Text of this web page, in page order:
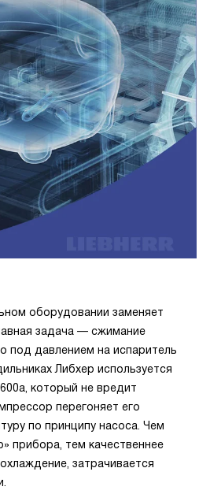
оборудовании заменяет
задача — сжимание
под давлением на испаритель
Либхер используется
который не вредит
перегоняет его
по принципу насоса. Чем
прибора, тем качественнее
затрачивается